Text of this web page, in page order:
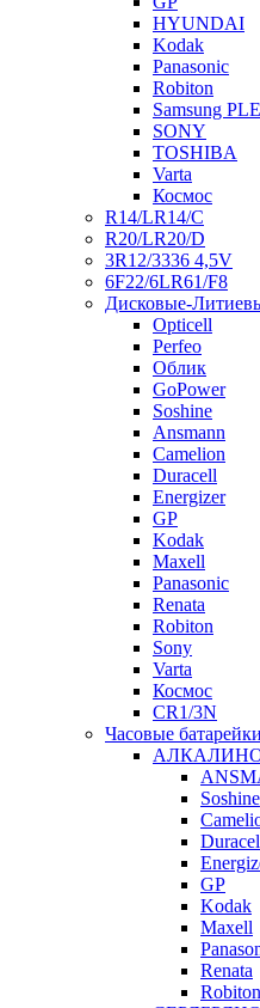
HYUNDAI
Kodak
Panasonic
Robiton
Samsung
SONY
TOSHIBA
Varta
Космос
R14/LR14/C
R20/LR20/D
3R12/3336 4,5V
6F22/6LR61/F8
Дисковые-
Opticell
Perfeo
Облик
GoPower
Soshine
Ansmann
Camelion
Duracell
Energizer
GP
Kodak
Maxell
Panasonic
Renata
Robiton
Sony
Varta
Космос
CR1/3N
Часовые батарейки
Soshine
GP
Kodak
Maxell
Renata
Robiton